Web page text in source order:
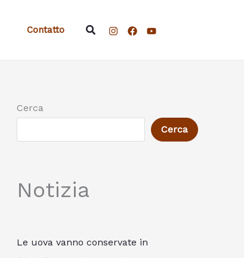
Contatto Cerca
Cerca
Cerca
Notizia
Le uova vanno conservate in